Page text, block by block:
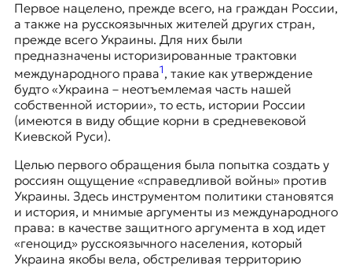
Первое нацелено, прежде всего, на граждан России,
а также на русскоязычных жителей других стран,
прежде всего Украины. Для них были
предназначены историзированные трактовки
международного права1, такие как утверждение
будто «Украина – неотъемлемая часть нашей
собственной истории», то есть, истории России
(имеются в виду общие корни в средневековой
Киевской Руси).
Целью первого обращения была попытка создать у
россиян ощущение «справедливой войны» против
Украины. Здесь инструментом политики становятся
и история, и мнимые аргументы из международного
права: в качестве защитного аргумента в ход идет
«геноцид» русскоязычного населения, который
Украина якобы вела, обстреливая территорию